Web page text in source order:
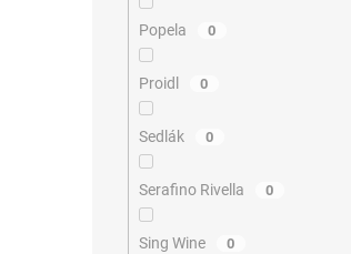
Popela 0
Proidl 0
Sedlák 0
Serafino Rivella 0
Sing Wine 0